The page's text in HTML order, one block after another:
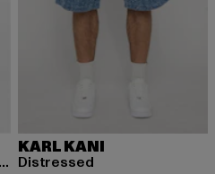
Structured Skater Chino Shorts
KARL KANI
Distressed